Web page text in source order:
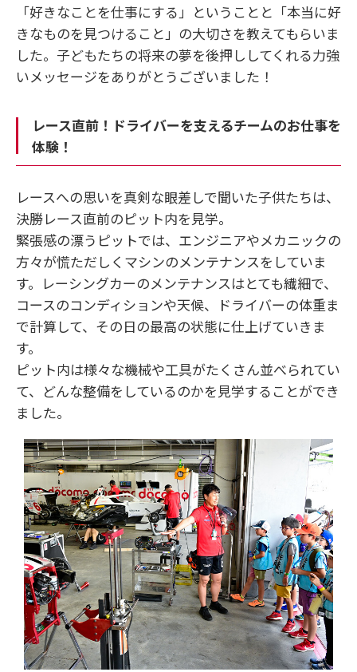
「好きなことを仕事にする」ということと「本当に好
きなものを見つけること」の大切さを教えてもらいま
した。子どもたちの将来の夢を後押ししてくれる力強
いメッセージをありがとうございました！
レース直前！ドライバーを支えるチームのお仕事を
体験！
レースへの思いを真剣な眼差しで聞いた子供たちは、
決勝レース直前のピット内を見学。
緊張感の漂うピットでは、エンジニアやメカニックの
方々が慌ただしくマシンのメンテナンスをしていま
す。レーシングカーのメンテナンスはとても繊細で、
コースのコンディションや天候、ドライバーの体重ま
で計算して、その日の最高の状態に仕上げていきま
す。
ピット内は様々な機械や工具がたくさん並べられてい
て、どんな整備をしているのかを見学することができ
ました。